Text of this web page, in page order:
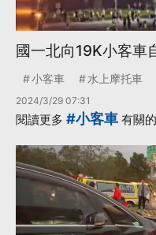
國一北向19K小客車
小客車 水上摩托車
2024/3/29 07:31
閱讀更多 #小客車 有關